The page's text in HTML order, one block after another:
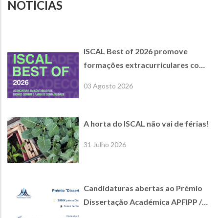
NOTÍCIAS
ISCAL Best of 2026 promove
formações extracurriculares com
03 Agosto 2026
A horta do ISCAL não vai de férias!
31 Julho 2026
Candidaturas abertas ao Prémio
Dissertação Académica APFIPP /